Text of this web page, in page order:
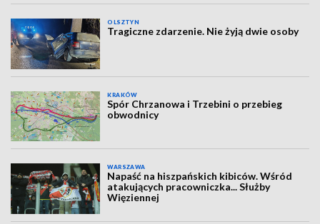
OLSZTYN
Tragiczne zdarzenie. Nie żyją dwie osoby
KRAKÓW
Spór Chrzanowa i Trzebini o przebieg
obwodnicy
WARSZAWA
Napaść na hiszpańskich kibiców. Wśród
atakujących pracowniczka... Służby
Więziennej